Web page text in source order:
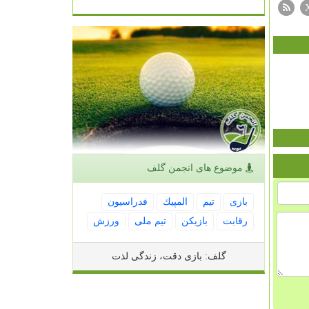
موضوع های انجمن گلف
بازی تیم المپیك
فدراسیون
رقابت
بازیكن تیم ملی ورزش
گلف: بازی دقت، زندگی لذت